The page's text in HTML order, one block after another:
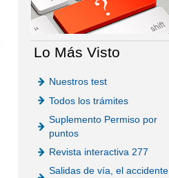
Lo Más Visto
Nuestros test
Todos los trámites
Suplemento Permiso por
puntos
Revista interactiva 277
Salidas de vía, el accidente